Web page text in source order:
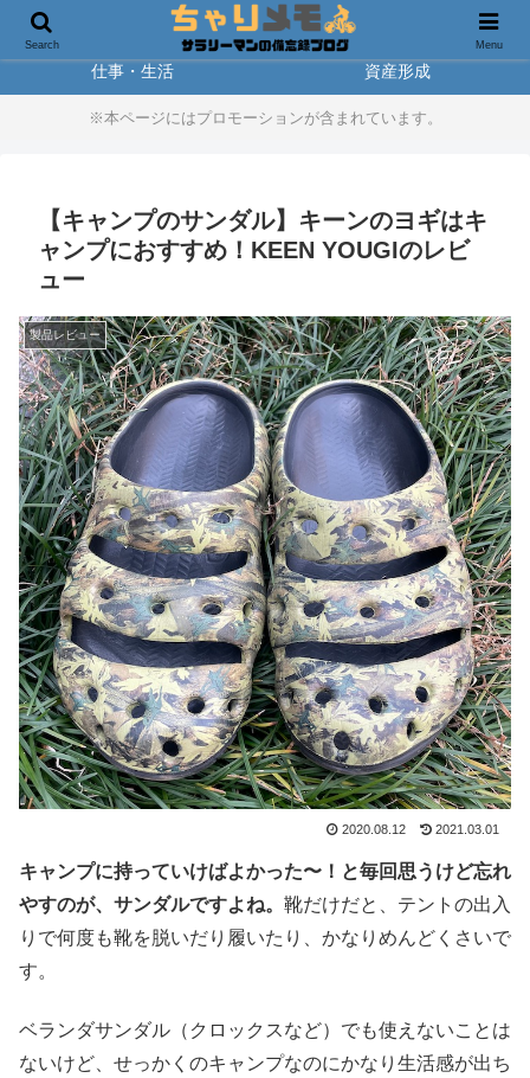
製品レビュー
仕事・生活 資産形成
※本ページにはプロモーションが含まれています。
【キャンプのサンダル】キーンのヨギはキ
ャンプにおすすめ！KEEN YOUGIのレビ
ュー
製品レビュー
2020.08.12 2021.03.01
キャンプに持っていけばよかった〜！と毎回思うけど忘れ
やすのが、サンダルですよね。 靴だけだと、テントの出入
りで何度も靴を脱いだり履いたり、かなりめんどくさいで
す。
ベランダサンダル（クロックスなど）でも使えないことは
ないけど、せっかくのキャンプなのにかなり生活感が出ち
Search Menu